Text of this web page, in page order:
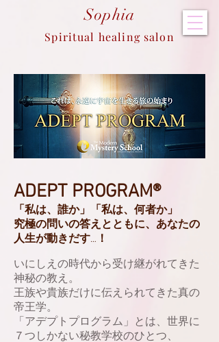
Sophia
Spiritual healing salon
ADEPT PROGRAM®
「私は、誰か」「私は、何者か」
究極の問いの答えとともに、あなたの
人生が動きだす…！
いにしえの時代から受け継がれてきた
神秘の教え。
王族や貴族だけに伝えられてきた真の
帝王学。
「アデプトプログラム」とは、世界に
７つしかない秘教学校のひとつ、